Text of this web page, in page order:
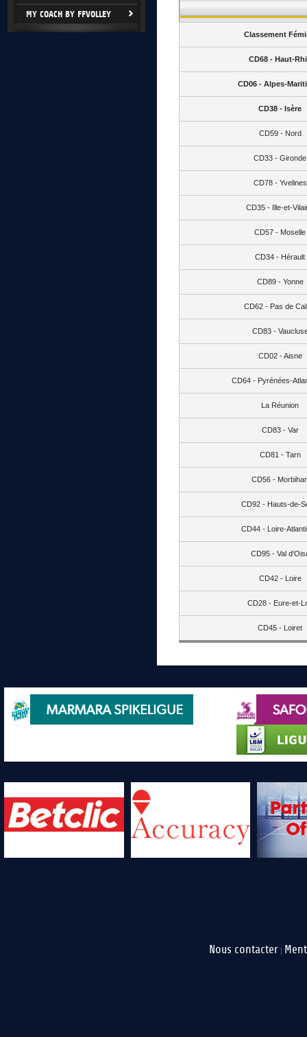
MY COACH BY FFVOLLEY
Classement
CD68 - Haut-
CD06 - Alpes-
CD38 - Isère
CD59 - Nord
CD33 - Gironde
CD78 - Yvelines
CD35 - Ille-et-
CD57 - Moselle
CD34 - Hérault
CD89 - Yonne
CD62 - Pas de
CD83 -
CD02 - Aisne
CD64 - Pyrénées-
La Réunion
CD83 - Var
CD81 - Tarn
CD56 -
CD92 - Hauts-de-
CD44 - Loire-
CD95 - Val
CD42 - Loire
CD28 - Eure-et-
CD45 - Loiret
Nous contacter |